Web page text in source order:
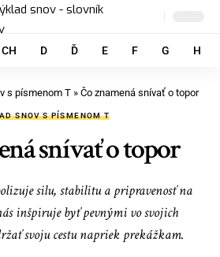
CH D Ď E F G H
s písmenom T» Čo znamená snívať o topor
SNOV S PÍSMENOM T
snívať o topor
silu, stabilitu a pripravenosť na
inšpiruje byť pevnými vo svojich
svoju cestu napriek prekážkam.